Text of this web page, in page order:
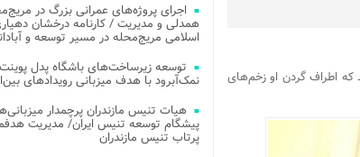
شد که اطراف گردن او زخم‌های
اجرای پروژه‌های عمرانی بزرگ در
همدلی و مدیریت / کارنامه درخشان
اسلامی مریج‌محله در مسیر توسعه و
توسعه زیرساخت‌های باشگاه پدل
نمک‌آبرود با هدف میزبانی رویدادهای
هیات تنیس مازندران پرچمدار
پیشگام توسعه تنیس ایران/ مدیریت
پرتاب تنیس مازندران